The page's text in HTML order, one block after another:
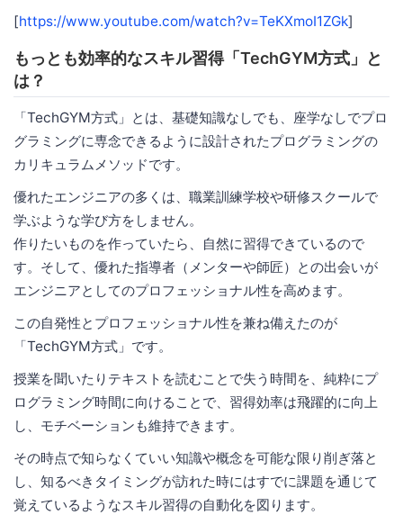
[https://www.youtube.com/watch?v=TeKXmoI1ZGk]
もっとも効率的なスキル習得「TechGYM方式」と
は？
「TechGYM方式」とは、基礎知識なしでも、座学なしでプロ
グラミングに専念できるように設計されたプログラミングの
カリキュラムメソッドです。
優れたエンジニアの多くは、職業訓練学校や研修スクールで
学ぶような学び方をしません。
作りたいものを作っていたら、自然に習得できているので
す。そして、優れた指導者（メンターや師匠）との出会いが
エンジニアとしてのプロフェッショナル性を高めます。
この自発性とプロフェッショナル性を兼ね備えたのが
「TechGYM方式」です。
授業を聞いたりテキストを読むことで失う時間を、純粋にプ
ログラミング時間に向けることで、習得効率は飛躍的に向上
し、モチベーションも維持できます。
その時点で知らなくていい知識や概念を可能な限り削ぎ落と
し、知るべきタイミングが訪れた時にはすでに課題を通じて
覚えているようなスキル習得の自動化を図ります。